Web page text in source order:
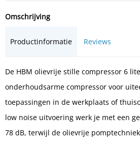
Omschrijving
Productinformatie Reviews
De HBM olievrije stille compressor 6
onderhoudsarme compressor voor
toepassingen in de werkplaats of
low noise uitvoering werk je met een
78 dB, terwijl de olievrije